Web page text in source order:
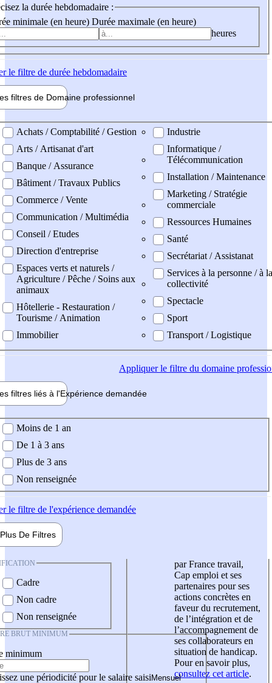
la durée hebdomadaire :
minimale (en heure) Durée maximale (en heure)
heures
le filtre de durée hebdomadaire
filtres de Domaine professionnel
professionel
Achats / Comptabilité / Gestion
Arts / Artisanat d'art
Banque / Assurance
Bâtiment / Travaux Publics
Commerce / Vente
Communication / Multimédia
Conseil / Etudes
Direction d'entreprise
Espaces verts et naturels /
Agriculture / Pêche / Soins aux
animaux
Hôtellerie - Restauration /
Tourisme / Animation
Immobilier
Industrie
Informatique /
Télécommunication
Installation / Maintenance
Marketing / Stratégie
commerciale
Ressources Humaines
Santé
Secrétariat / Assistanat
Services à la personne / à la
collectivité
Spectacle
Sport
Transport / Logistique
Appliquerle filtre du domaine
filtres liés à l'Expérience demandée
demandée
Moins de 1 an
De 1 à 3 ans
Plus de 3 ans
Non renseignée
le filtre de l'expérience demandée
Plus De Filtres
Cadre
Non cadre
Non renseignée
BRUT MINIMUM
minimum
une périodicité pour le salaire saisi
par France travail,
Cap emploi et ses
partenaires pour ses
actions concrètes en
faveur du recrutement,
de l’intégration et de
l’accompagnement de
ses collaborateurs en
situation de handicap.
Pour en savoir plus,
consultez cet article.